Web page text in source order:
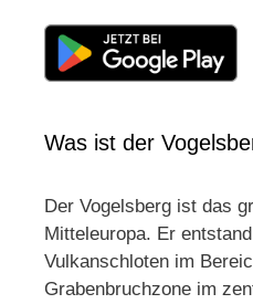
Was ist der
Der Vogelsberg ist das
Mitteleuropa. Er
Vulkanschloten im
Grabenbruchzone im